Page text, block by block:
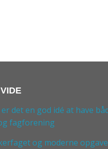
det en god idé at have
fagforening
og moderne